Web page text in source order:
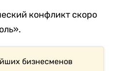
конфликт скоро
бизнесменов